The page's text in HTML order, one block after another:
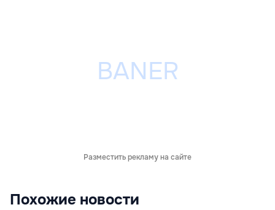
Разместить рекламу на сайте
Похожие новости